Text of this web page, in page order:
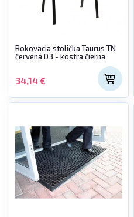
Rokovacia stolička Taurus TN
červená D3 - kostra čierna
34,14 €